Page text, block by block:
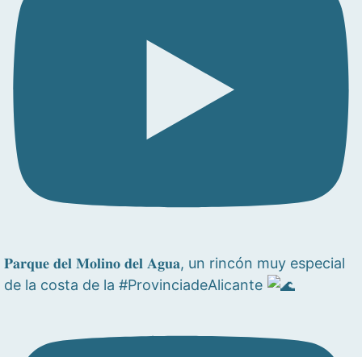
𝐏𝐚𝐫𝐪𝐮𝐞 𝐝𝐞𝐥 𝐌𝐨𝐥𝐢𝐧𝐨 𝐝𝐞𝐥 𝐀𝐠𝐮𝐚, un rincón muy especial
de la costa de la #ProvinciadeAlicante